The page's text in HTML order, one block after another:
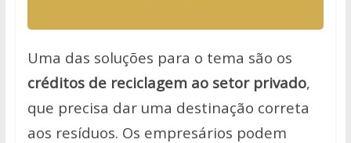
Uma das soluções para o tema são os
créditos de reciclagem ao setor privado,
que precisa dar uma destinação correta
aos resíduos. Os empresários podem